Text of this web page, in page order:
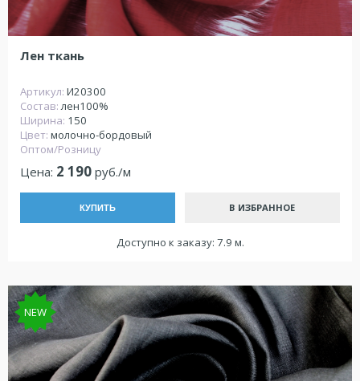
Лен ткань
Артикул: И20300
Состав: лен100%
Ширина: 150
Цвет: молочно-бордовый
Оптом/Розницу
Цена: 2 190 руб./м
КУПИТЬ В ИЗБРАННОЕ
Доступно к заказу: 7.9 м.
NEW